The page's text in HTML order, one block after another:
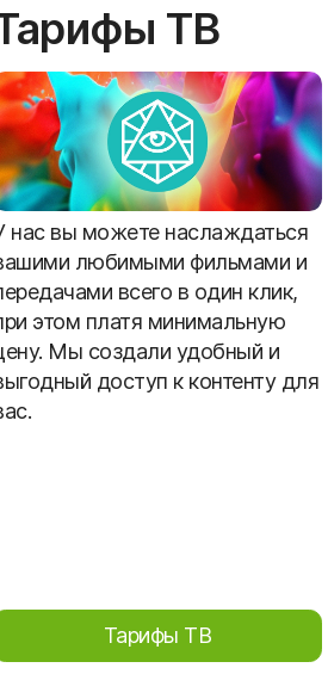
ТВ
нас вы можете наслаждаться
любимыми фильмами и
всего в один клик,
этом платя минимальную
Мы создали удобный и
доступ к контенту для
Тарифы ТВ